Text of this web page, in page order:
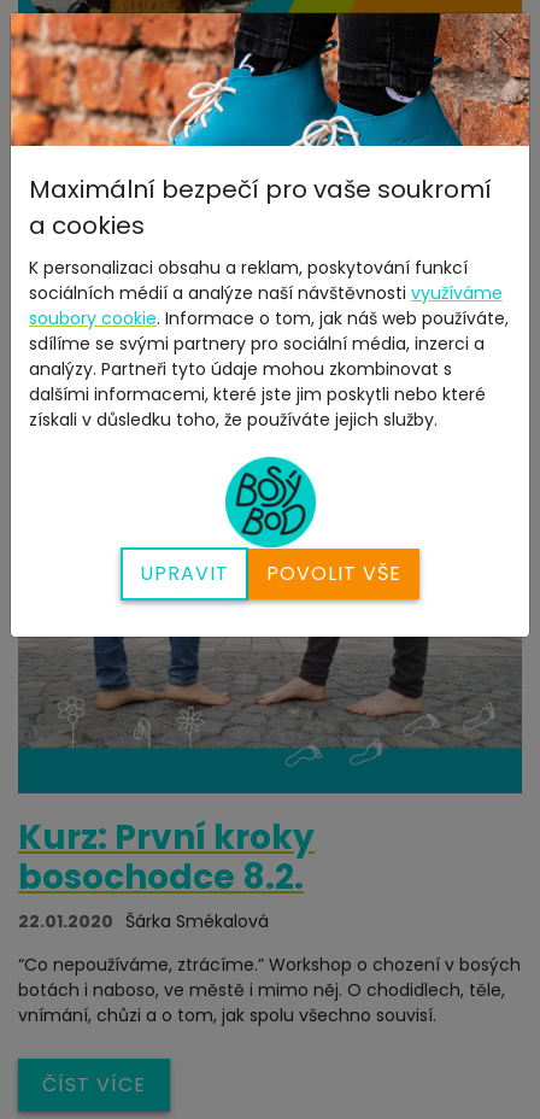
Každý první čtvrtek v měsíci
Konzultace s
fyzioterapeutem
27.01.2020 Šárka Smékalová
Máte k bosé chůzi otázky? My nabízíme odpovědi. Přijďte
se v průběhu otevírací doby volně poradit o bosých
botách, správné chůzi, vhodné velikosti bot nebo
specifikách jejich využití. Objevte souvislost se zbytkem
těla a spolu s odborníkem znovuobjevte přirozenost
pohybu.
Kurz: První kroky
bosochodce 8.2.
22.01.2020 Šárka Smékalová
“Co nepoužíváme, ztrácíme.” Workshop o chození v bosých
botách i naboso, ve městě i mimo něj. O chodidlech, těle,
vnímání, chůzi a o tom, jak spolu všechno souvisí.
ČÍST VÍCE
×
Maximální bezpečí pro vaše soukromí
a cookies
K personalizaci obsahu a reklam, poskytování funkcí
sociálních médií a analýze naší návštěvnosti využíváme
soubory cookie. Informace o tom, jak náš web používáte,
sdílíme se svými partnery pro sociální média, inzerci a
analýzy. Partneři tyto údaje mohou zkombinovat s
dalšími informacemi, které jste jim poskytli nebo které
získali v důsledku toho, že používáte jejich služby.
UPRAVIT POVOLIT VŠE